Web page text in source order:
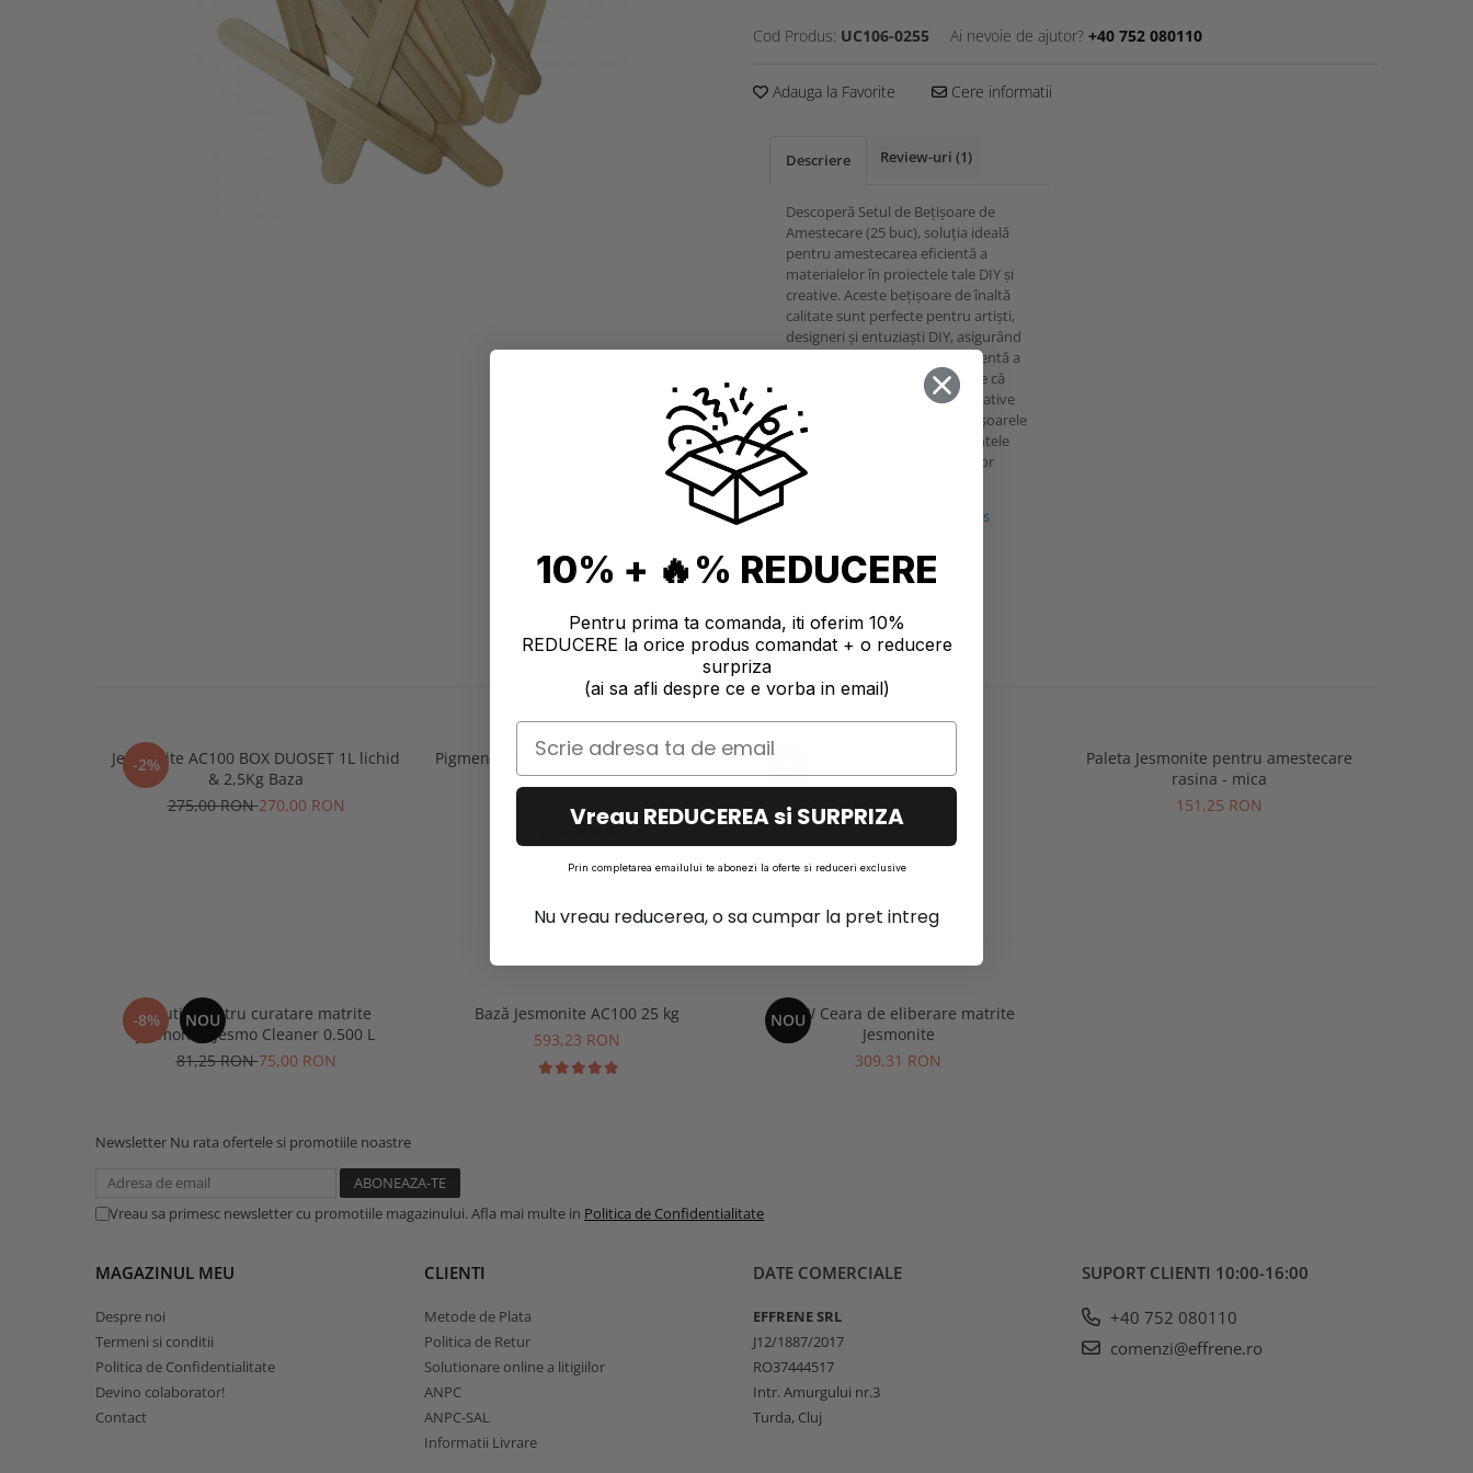
Cod Produs: UC106-0255 Ai nevoie de ajutor? +40 752 080110
Adauga la Favorite Cere informatii
Descriere Review-uri (1)
Descoperă Setul de Bețișoare de
Amestecare (25 buc), soluția ideală
pentru amestecarea eficientă a
materialelor în proiectele tale DIY și
creative. Aceste bețișoare de înaltă
calitate sunt perfecte pentru artiști,
designeri și entuziaști DIY, asigurând
o amestecare uniformă și eficientă a
Jesmonite și altor materiale. Fie că
lucrezi la sculpturi, piese decorative
sau alte proiecte creative, bețișoarele
de amestecare sunt instrumentele
esențiale pentru obținerea unor
rezultate profesionale.
Informatii conformitate produs
RECOMANDARI
-2%
Jesmonite AC100 BOX DUOSET 1L lichid
& 2,5Kg Baza
275,00 RON270,00 RON
Pigment jesmonite pe baza de apa 200
gr- Negru
90,50 RON
de la 200,00 RON
Paleta Jesmonite pentru amestecare
rasina - mica
151,25 RON
PRODUSE SIMILARE
-8% NOU
Solutie pentru curatare matrite
Jesmonite Jesmo Cleaner 0.500 L
81,25 RON75,00 RON
Bază Jesmonite AC100 25 kg
593,23 RON
NOU
APW Ceara de eliberare matrite
Jesmonite
309,31 RON
Newsletter Nu rata ofertele si promotiile noastre
Vreau sa primesc newsletter cu promotiile magazinului. Afla mai multe in Politica de Confidentialitate
MAGAZINUL MEU
Despre noi
Termeni si conditii
Politica de Confidentialitate
Devino colaborator!
Contact
CLIENTI
Metode de Plata
Politica de Retur
Solutionare online a litigiilor
ANPC
ANPC-SAL
Informatii Livrare
DATE COMERCIALE
EFFRENE SRL
J12/1887/2017
RO37444517
Intr. Amurgului nr.3
Turda, Cluj
SUPORT CLIENTI 10:00-16:00
+40 752 080110
comenzi@effrene.ro
10% + 🔥% REDUCERE
Pentru prima ta comanda, iti oferim 10%
REDUCERE la orice produs comandat + o reducere
surpriza
(ai sa afli despre ce e vorba in email)
Vreau REDUCEREA si SURPRIZA
Prin completarea emailului te abonezi la oferte si reduceri exclusive
Nu vreau reducerea, o sa cumpar la pret intreg